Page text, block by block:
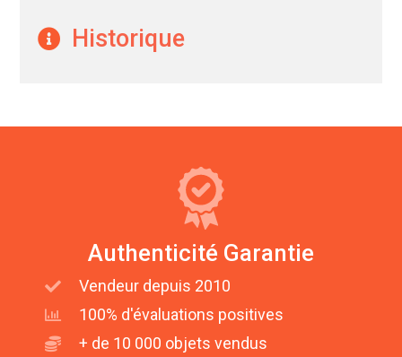
Historique
Authenticité Garantie
Vendeur depuis 2010
100% d'évaluations positives
+ de 10 000 objets vendus